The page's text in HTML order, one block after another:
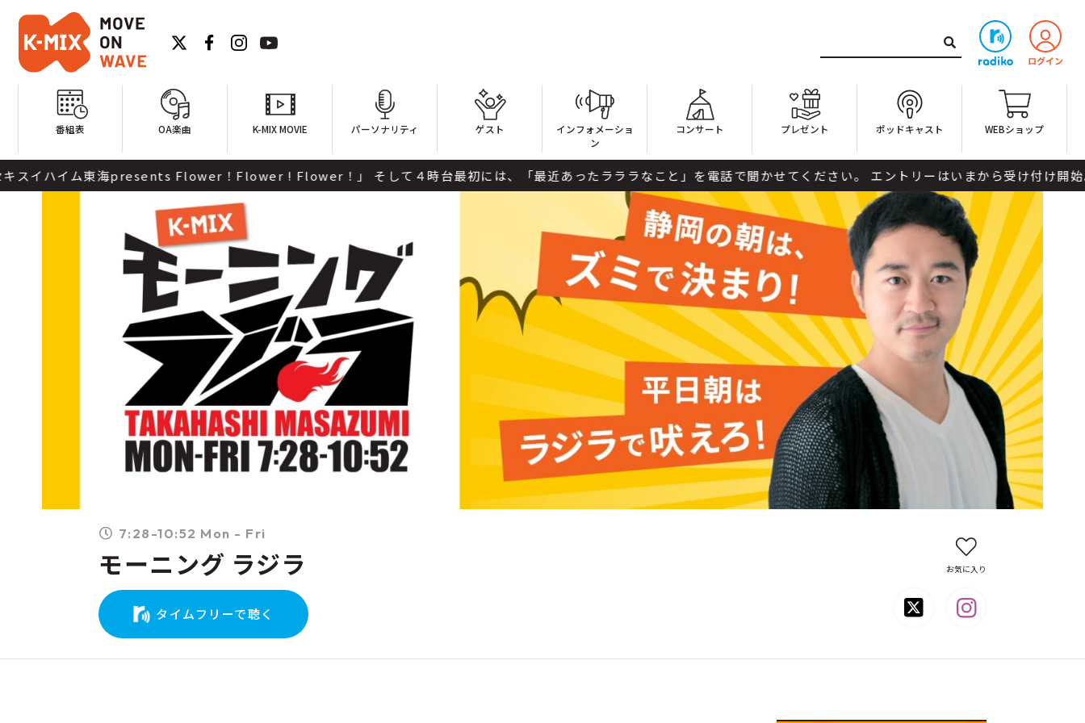
番組表 OA楽曲 K-MIX MOVIE パーソナリティ ゲスト
インフォメーショ
ン
コンサート プレゼント ポッドキャスト WEBショップ
Flower！Flower ! Flower！」 そして４時台最初には、「最近あったラララなこと」を電話で聞かせてください。 エントリーはいまから受け付け開始。 電話番
7:28-10:52 Mon - Fri
モーニング ラジラ
タイムフリーで聴く
お気に入り